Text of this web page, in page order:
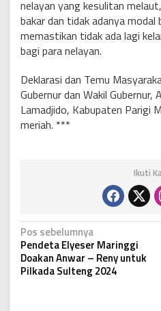
nelayan yang kesulitan
bakar dan tidak adanya
memastikan tidak ada lagi
bagi para nelayan.
Deklarasi dan Temu
Gubernur dan Wakil
Lamadjido, Kabupaten Parigi
meriah. ***
Ikuti
N
a
v
Pos sebelumnya
Pendeta Elyeser Maringgi
Doakan Anwar – Reny untuk
Pilkada Sulteng 2024